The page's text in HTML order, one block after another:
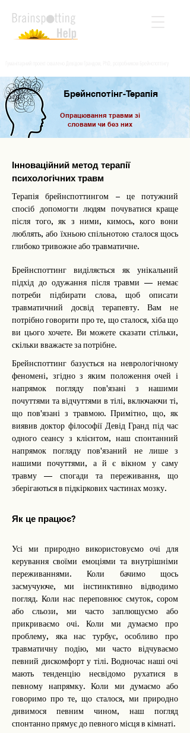
Опрацювання травми зі
словами чи без них
Брейнспотінг-Терапія
Інноваційний метод терапії
психологічних травм
Терапія брейнспоттингом – це потужний
спосіб допомогти людям почуватися краще
після того, як з ними, кимось, кого вони
люблять, або їхньою спільнотою сталося щось
глибоко тривожне або травматичне.
Брейнспоттинг виділяється як унікальний
підхід до одужання після травми — немає
потреби підбирати слова, щоб описати
травматичний досвід терапевту. Вам не
потрібно говорити про те, що сталося, хіба що
ви цього хочете. Ви можете сказати стільки,
скільки вважаєте за потрібне.
Брейнспоттинг базується на неврологічному
феномені, згідно з яким положення очей і
напрямок погляду пов'язані з нашими
почуттями та відчуттями в тілі, включаючи ті,
що пов'язані з травмою. Примітно, що, як
виявив доктор філософії Девід Гранд під час
одного сеансу з клієнтом, наш спонтанний
напрямок погляду пов'язаний не лише з
нашими почуттями, а й є вікном у саму
травму — спогади та переживання, що
зберігаються в підкіркових частинах мозку.
Як це працює?
Усі ми природно використовуємо очі для
керування своїми емоціями та внутрішніми
переживаннями. Коли бачимо щось
засмучуюче, ми інстинктивно відводимо
погляд. Коли нас переповнює смуток, сором
або сльози, ми часто заплющуємо або
прикриваємо очі. Коли ми думаємо про
проблему, яка нас турбує, особливо про
травматичну подію, ми часто відчуваємо
певний дискомфорт у тілі. Водночас наші очі
мають тенденцію несвідомо рухатися в
певному напрямку. Коли ми думаємо або
говоримо про те, що сталося, ми природно
дивимося певним чином, наш погляд
спонтанно прямує до певного місця в кімнаті.